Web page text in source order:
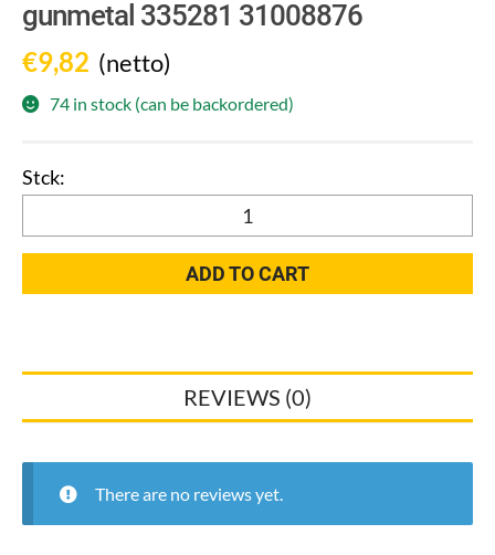
gunmetal 335281 31008876
€9,82 (netto)
74 in stock (can be backordered)
kolanko
stopni
2214.1
x
AG1/2
gunmetal
335281
ADD TO CART
REVIEWS (0)
There are no reviews yet.